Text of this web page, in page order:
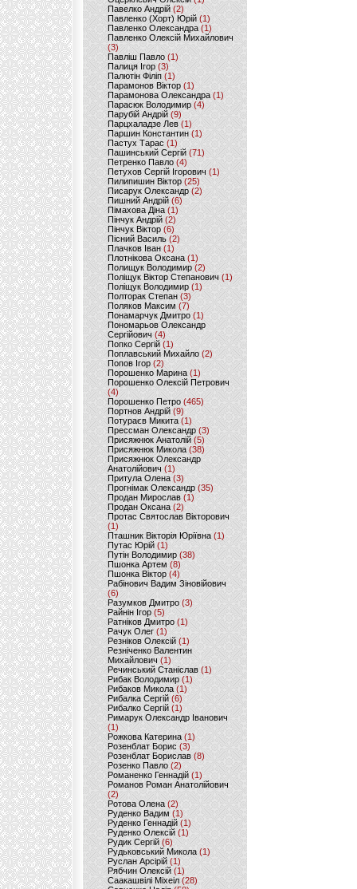
Павелко Андрій (2)
Павленко (Хорт) Юрій (1)
Павленко Олександра (1)
Павленко Олексій Михайлович
(3)
Павліш Павло(1)
Палиця Ігор (3)
Палютін Філіп(1)
Парамонов Віктор (1)
Парамонова Олександра(1)
Парасюк Володимир(4)
Парубій Андрій (9)
Парцхаладзе Лев (1)
Паршин Константин(1)
Пастух Тарас (1)
Пашинський Сергій (71)
Петренко Павло (4)
Петухов Сергій Ігорович (1)
Пилипишин Віктор(25)
Писарук Олександр(2)
Пишний Андрій (6)
Пімахова Діна(1)
Пінчук Андрій(2)
Пінчук Віктор (6)
Пісний Василь (2)
Плачков Іван(1)
Плотнікова Оксана (1)
Полищук Володимир(2)
Поліщук Віктор Степанович(1)
Поліщук Володимир (1)
Полторак Степан(3)
Поляков Максим (7)
Понамарчук Дмитро (1)
Пономарьов Олександр
Сергійович(4)
Попко Сергій (1)
Поплавський Михайло (2)
Попов Ігор(2)
Порошенко Марина (1)
Порошенко Олексій Петрович
(4)
Порошенко Петро (465)
Портнов Андрій (9)
Потураєв Микита(1)
Прессман Олександр(3)
Присяжнюк Анатолій (5)
Присяжнюк Микола (38)
Присяжнюк Олександр
Анатолійович (1)
Притула Олена (3)
Прогнімак Олександр(35)
Продан Мирослав(1)
Продан Оксана (2)
Протас Святослав Вікторович
(1)
Пташник Вікторія Юріївна (1)
Путас Юрій (1)
Путін Володимир(38)
Пшонка Артем (8)
Пшонка Віктор(4)
Рабінович Вадим Зіновійович
(6)
Разумков Дмитро (3)
Райнін Ігор(5)
Ратніков Дмитро (1)
Рачук Олег (1)
Резніков Олексій(1)
Резніченко Валентин
Михайлович (1)
Речинський Станіслав (1)
Рибак Володимир(1)
Рибаков Микола(1)
Рибалка Сергій (6)
Рибалко Сергій (1)
Римарук Олександр Іванович
(1)
Рожкова Катерина(1)
Розенблат Борис (3)
Розенблат Борислав (8)
Розенко Павло (2)
Романенко Геннадій (1)
Романов Роман Анатолійович
(2)
Ротова Олена(2)
Руденко Вадим (1)
Руденко Геннадій (1)
Руденко Олексій(1)
Рудик Сергій(6)
Рудьковський Микола (1)
Руслан Арсірій(1)
Рябчин Олексій (1)
Саакашвілі Міхеіл(28)